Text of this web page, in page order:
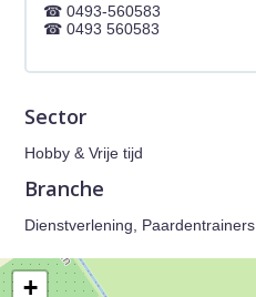
0493-560583
0493 560583
Sector
Hobby & Vrije tijd
Branche
Dienstverlening, Paardentrainers
+